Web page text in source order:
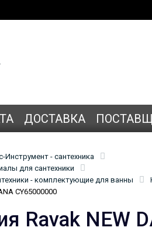
ДОСТАВКА
Инструмент - сантехника
для сантехники
- комплектующие для ванны
CY65000000
Ravak NEW